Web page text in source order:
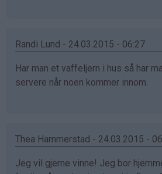
Randi Lund - 24.03.2015 - 06:27
Har man et vaffeljern i hus så har
servere når noen kommer innom.
Thea Hammerstad - 24.03.2015 -
Jeg vil gjerne vinne! Jeg bor